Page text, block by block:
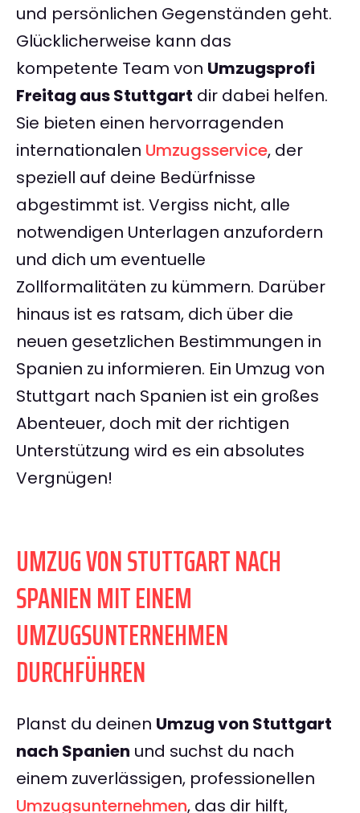
und persönlichen Gegenständen geht.
Glücklicherweise kann das
kompetente Team von Umzugsprofi
Freitag aus Stuttgart dir dabei helfen.
Sie bieten einen hervorragenden
internationalen Umzugsservice, der
speziell auf deine Bedürfnisse
abgestimmt ist. Vergiss nicht, alle
notwendigen Unterlagen anzufordern
und dich um eventuelle
Zollformalitäten zu kümmern. Darüber
hinaus ist es ratsam, dich über die
neuen gesetzlichen Bestimmungen in
Spanien zu informieren. Ein Umzug von
Stuttgart nach Spanien ist ein großes
Abenteuer, doch mit der richtigen
Unterstützung wird es ein absolutes
Vergnügen!
UMZUG VON STUTTGART NACH
SPANIEN MIT EINEM
UMZUGSUNTERNEHMEN
DURCHFÜHREN
Planst du deinen Umzug von Stuttgart
nach Spanien und suchst du nach
einem zuverlässigen, professionellen
Umzugsunternehmen, das dir hilft,